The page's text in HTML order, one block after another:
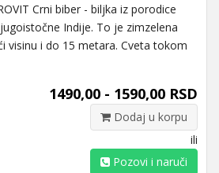
Crni biber - biljka iz porodice
Indije. To je zimzelena
visinu i do 15 metara. Cveta tokom
1490,00 - 1590,00 RSD
Dodaj u korpu
ili
Pozovi i naruči